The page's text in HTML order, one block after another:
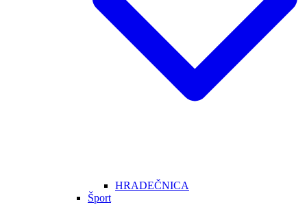
HRADEČNICA
Šport